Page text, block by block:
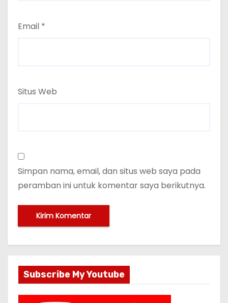
Email *
Situs Web
Simpan nama, email, dan situs web saya pada
peramban ini untuk komentar saya berikutnya.
Subscribe My Youtube